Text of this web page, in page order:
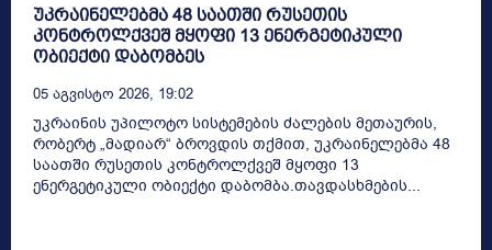
უკრაინელებმა 48 საათში რუსეთის
კონტროლქვეშ მყოფი 13 ენერგეტიკული
ობიექტი დაბომბეს
05 Აგვისტო 2026, 19:02
უკრაინის უპილოტო სისტემების ძალების მეთაურის,
რობერტ „მადიარ“ ბროვდის თქმით, უკრაინელებმა 48
საათში რუსეთის კონტროლქვეშ მყოფი 13
ენერგეტიკული ობიექტი დაბომბა.თავდასხმების...